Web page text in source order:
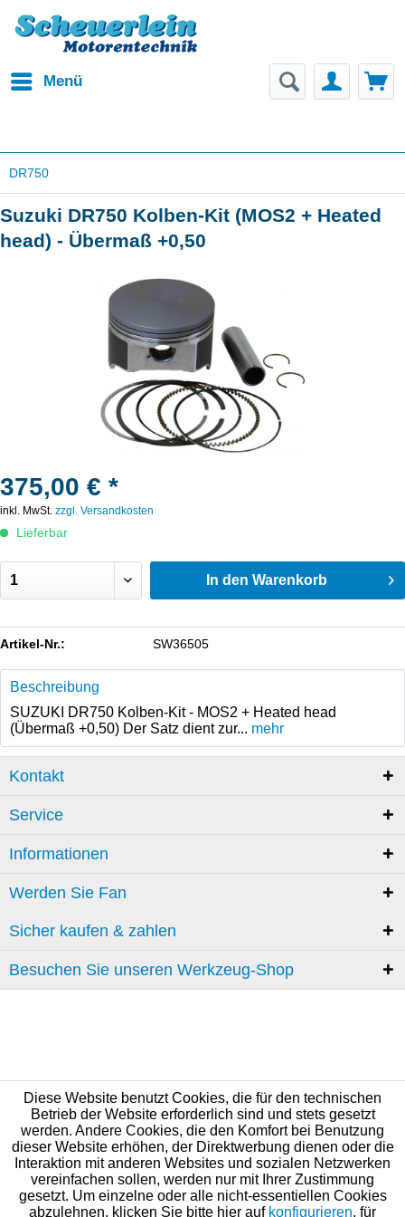
Menü
DR750
Suzuki DR750 Kolben-Kit (MOS2 + Heated
head) - Übermaß +0,50
375,00 € *
inkl. MwSt. zzgl. Versandkosten
Lieferbar
In den Warenkorb
Artikel-Nr.: SW36505
Beschreibung
SUZUKI DR750 Kolben-Kit - MOS2 + Heated head
(Übermaß +0,50) Der Satz dient zur... mehr
Kontakt
Service
Informationen
Werden Sie Fan
Sicher kaufen & zahlen
Besuchen Sie unseren Werkzeug-Shop
Diese Website benutzt Cookies, die für den technischen
Betrieb der Website erforderlich sind und stets gesetzt
werden. Andere Cookies, die den Komfort bei Benutzung
dieser Website erhöhen, der Direktwerbung dienen oder die
Interaktion mit anderen Websites und sozialen Netzwerken
vereinfachen sollen, werden nur mit Ihrer Zustimmung
gesetzt. Um einzelne oder alle nicht-essentiellen Cookies
abzulehnen, klicken Sie bitte hier auf konfigurieren, für